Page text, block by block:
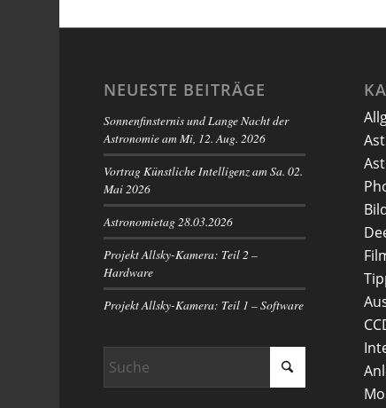
NEUESTE BEITRÄGE
Sonnenfinsternis und Lange Nacht der
Astronomie am Mi, 12. Aug. 2026
Vortrag Künstliche Intelligenz am Sa. 02.
Mai 2026
Astronomietag 28.03.2026
Projekt Allsky-Kamera: Teil 2 –
Hardware
Projekt Allsky-Kamera: Teil 1 – Software